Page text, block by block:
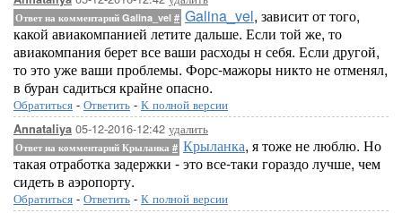
Ответ на комментарий Galina_vel # Galina_vel, зависит от того,
какой авиакомпанией летите дальше. Если той же, то
авиакомпания берет все ваши расходы н себя. Если другой,
то это уже ваши проблемы. Форс-мажоры никто не отменял,
в буран садиться крайне опасно.
Обратиться - Ответить - К полной версии
Annataliya 05-12-2016-12:42 удалить
Ответ на комментарий Крыланка # Крыланка, я тоже не люблю. Но
такая отработка задержки - это все-таки гораздо лучше, чем
сидеть в аэропорту.
Обратиться - Ответить - К полной версии